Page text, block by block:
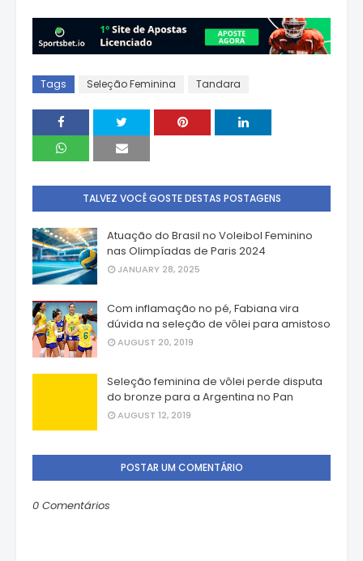
Tags Seleção Feminina Tandara
TALVEZ VOCÊ GOSTE DESTAS POSTAGENS
Atuação do Brasil no Voleibol Feminino
nas Olimpíadas de Paris 2024
JANUARY 28, 2025
Com inflamação no pé, Fabiana vira
dúvida na seleção de vôlei para amistoso
AUGUST 20, 2019
Seleção feminina de vôlei perde disputa
do bronze para a Argentina no Pan
AUGUST 12, 2019
POSTAR UM COMENTÁRIO
0 Comentários